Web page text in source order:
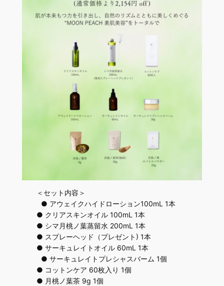
＜セット内容＞
● アウェイクハイドローション100mL 1本
● クリアスキンオイル 100mL 1本
● シマ月桃ノ葉蒸留水 200mL 1本
● スプレーヘッド（プレゼント) 1本
● サーキュレイトオイル 60mL 1本
● サーキュレイトプレシャスバーム 1個
● コットンケア 60枚入り 1個
● 月桃ノ葉茶 9g 1個